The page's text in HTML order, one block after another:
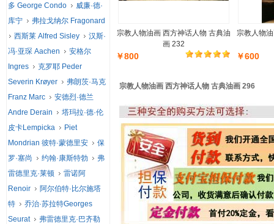
宗教人物油画 西方神话人物 古典油
画 232
￥800
宗教人物
￥600
宗教人物油画 西方神话人物 古典油画 296
多 George Condo
威廉·德·
库宁
弗拉戈纳尔 Fragonard
西斯莱 Alfred Sisley
汉斯·
冯·亚琛 Aachen
安格尔
Ingres
克罗耶 Peder
Severin Krøyer
弗朗茨·马克
Franz Marc
安德烈·德兰
Andre Derain
塔玛拉·德·伦
皮卡Lempicka
Piet
Mondrian 彼特·蒙德里安
保
罗·塞尚
约翰·康斯特勃
弗
雷德里克·莱顿
雷诺阿
Renoir
阿尔伯特·比尔施塔
特
乔治·苏拉特Georges
Seurat
弗雷德里克·巴齐勒